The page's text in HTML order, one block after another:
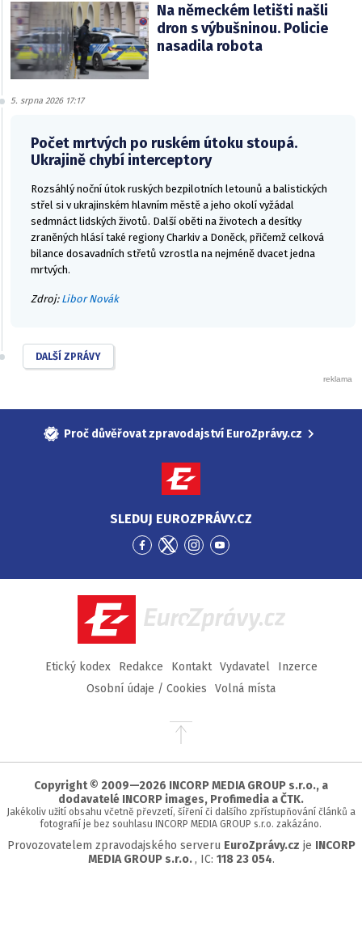
Na německém letišti našli
dron s výbušninou. Policie
nasadila robota
5. srpna 2026 17:17
Počet mrtvých po ruském útoku stoupá.
Ukrajině chybí interceptory
Rozsáhlý noční útok ruských bezpilotních letounů a balistických
střel si v ukrajinském hlavním městě a jeho okolí vyžádal
sedmnáct lidských životů. Další oběti na životech a desítky
zraněných hlásí také regiony Charkiv a Doněck, přičemž celková
bilance dosavadních střetů vzrostla na nejméně dvacet jedna
mrtvých.
Zdroj: Libor Novák
DALŠÍ ZPRÁVY
Proč důvěřovat zpravodajství EuroZprávy.cz
SLEDUJ EUROZPRÁVY.CZ
Přejít
Facebook
Přejít
Twitter
Přejít
Instagram
Přejít
YouTube
EuroZprávy.cz
Etický kodex Redakce Kontakt Vydavatel
Inzerce
Osobní údaje / Cookies
Volná místa
Přejít
stránky
Copyright © 2009—2026 INCORP MEDIA GROUP s.r.o., a
dodavatelé INCORP images, Profimedia a ČTK.
Jakékoliv užití obsahu včetně převzetí, šíření či dalšího zpřístupňování článků a
fotografií je bez souhlasu INCORP MEDIA GROUP s.r.o. zakázáno.
Provozovatelem zpravodajského serveru EuroZprávy.cz je INCORP
MEDIA GROUP s.r.o. , IC: 118 23 054.